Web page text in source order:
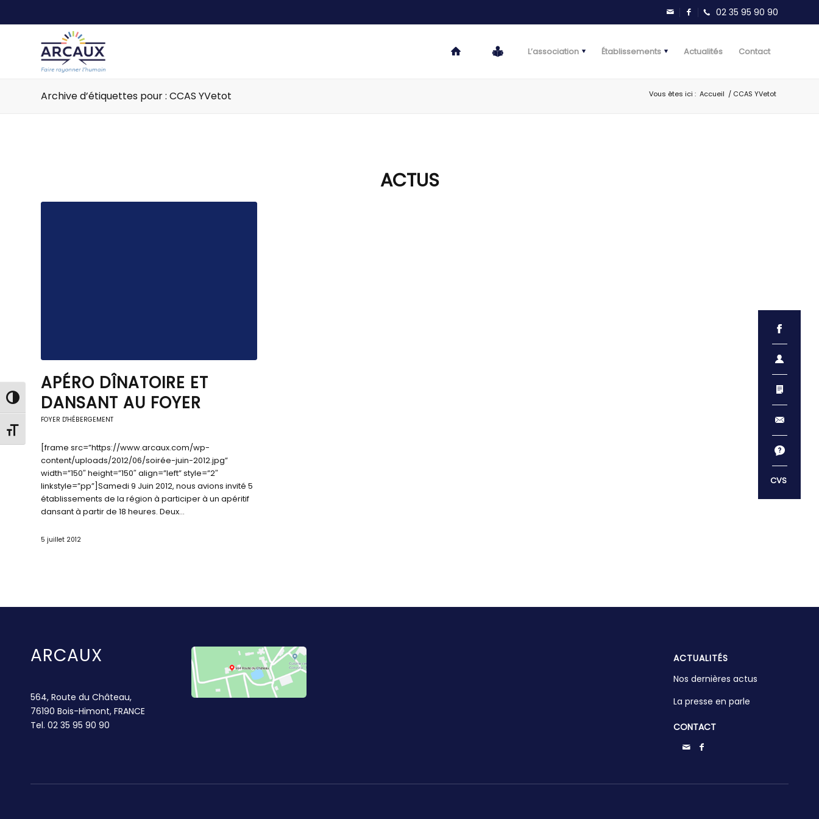
Passer en contraste élevé
Changer la taille de la police
L’association Établissements Actualités Contact
Archive d’étiquettes pour : CCAS YVetot Vous êtes ici : Accueil / CCAS YVetot
ACTUS
APÉRO DÎNATOIRE ET
DANSANT AU FOYER
FOYER D'HÉBERGEMENT
[frame src=”https://www.arcaux.com/wp-
content/uploads/2012/06/soirée-juin-2012.jpg”
width=”150″ height=”150″ align=”left” style=”2″
linkstyle=”pp”]Samedi 9 Juin 2012, nous avions invité 5
établissements de la région à participer à un apéritif
dansant à partir de 18 heures. Deux…
5 juillet 2012
ARCAUX
564, Route du Château,
76190 Bois-Himont, FRANCE
Tel. 02 35 95 90 90
ACTUALITÉS
Nos dernières actus
La presse en parle
CONTACT